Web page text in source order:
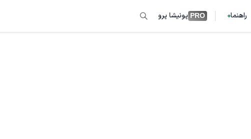
راهنما PRO پونیشا پرو